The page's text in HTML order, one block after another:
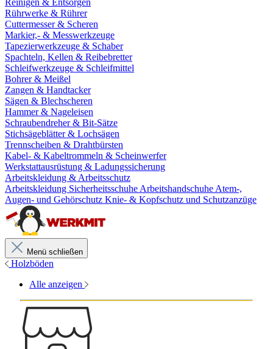
Reinigen & Entsorgen
Rührwerke & Rührer
Cuttermesser & Scheren
Markier,- & Messwerkzeuge
Tapezierwerkzeuge & Schaber
Spachteln, Kellen & Reibebretter
Schleifwerkzeuge & Schleifmittel
Bohrer & Meißel
Zangen & Handtacker
Sägen & Blechscheren
Hammer & Nageleisen
Schraubendreher & Bit-Sätze
Stichsägeblätter & Lochsägen
Trennscheiben & Drahtbürsten
Kabel- & Kabeltrommeln & Scheinwerfer
Werkstattausrüstung & Ladungssicherung
Arbeitskleidung & Arbeitsschutz
Arbeitskleidung Sicherheitsschuhe Arbeitshandschuhe Atem-,
Augen- und Gehörschutz Knie- & Kopfschutz und Schutzanzüge
Menü schließen
Holzböden
Alle anzeigen